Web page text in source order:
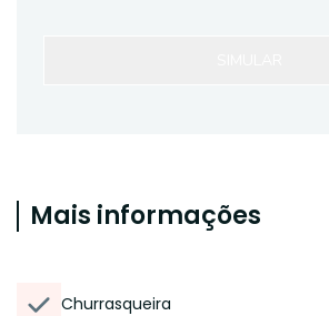
Mais informações
Churrasqueira